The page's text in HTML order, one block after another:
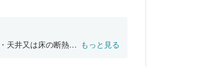
天井又は床の断熱改 もっと見る